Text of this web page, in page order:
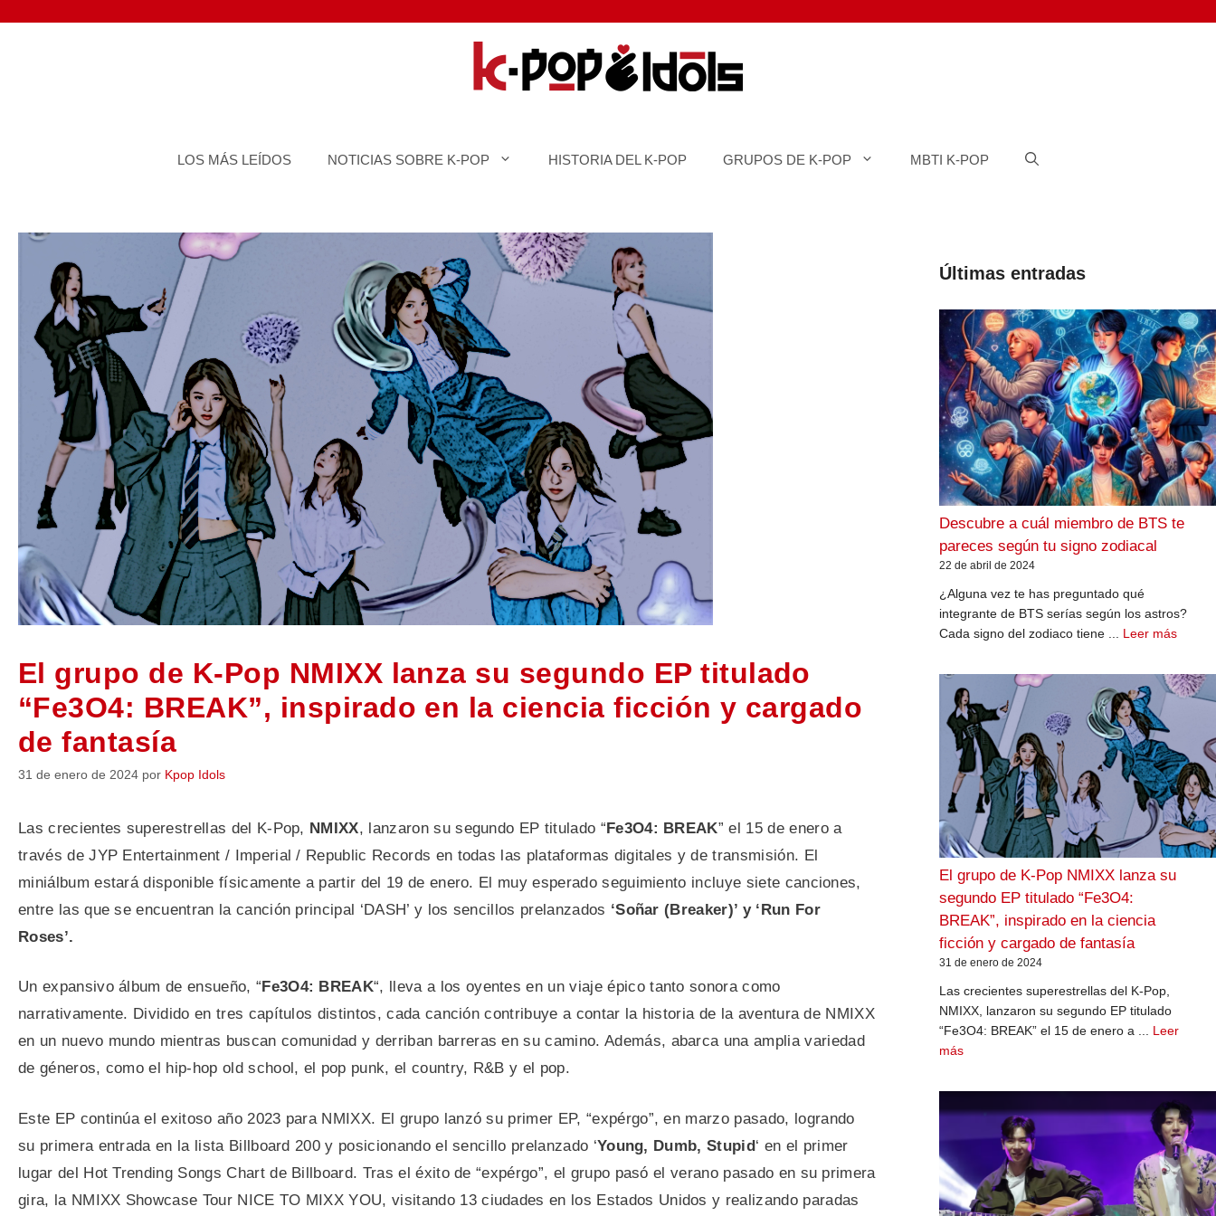
LOS MÁS LEÍDOS NOTICIAS SOBRE K-POP HISTORIA DEL K-POP GRUPOS DE K-POP MBTI K-POP
El grupo de K-Pop NMIXX lanza su segundo EP titulado
“Fe3O4: BREAK”, inspirado en la ciencia ficción y cargado
de fantasía
31 de enero de 2024 por Kpop Idols
Las crecientes superestrellas del K-Pop, NMIXX, lanzaron su segundo EP titulado “Fe3O4: BREAK” el 15 de enero a
través de JYP Entertainment / Imperial / Republic Records en todas las plataformas digitales y de transmisión. El
miniálbum estará disponible físicamente a partir del 19 de enero. El muy esperado seguimiento incluye siete canciones,
entre las que se encuentran la canción principal ‘DASH’ y los sencillos prelanzados ‘Soñar (Breaker)’ y ‘Run For
Roses’.
Un expansivo álbum de ensueño, “ Fe3O4: BREAK“, lleva a los oyentes en un viaje épico tanto sonora como
narrativamente. Dividido en tres capítulos distintos, cada canción contribuye a contar la historia de la aventura de NMIXX
en un nuevo mundo mientras buscan comunidad y derriban barreras en su camino. Además, abarca una amplia variedad
de géneros, como el hip-hop old school, el pop punk, el country, R&B y el pop.
Este EP continúa el exitoso año 2023 para NMIXX. El grupo lanzó su primer EP, “expérgo”, en marzo pasado, logrando
su primera entrada en la lista Billboard 200 y posicionando el sencillo prelanzado ‘Young, Dumb, Stupid‘ en el primer
lugar del Hot Trending Songs Chart de Billboard. Tras el éxito de “expérgo”, el grupo pasó el verano pasado en su primera
gira, la NMIXX Showcase Tour NICE TO MIXX YOU, visitando 13 ciudades en los Estados Unidos y realizando paradas
Últimas entradas
Descubre a cuál miembro de BTS te
pareces según tu signo zodiacal
22 de abril de 2024
¿Alguna vez te has preguntado qué
integrante de BTS serías según los astros?
Cada signo del zodiaco tiene ... Leer más
El grupo de K-Pop NMIXX lanza su
segundo EP titulado “Fe3O4:
BREAK”, inspirado en la ciencia
ficción y cargado de fantasía
31 de enero de 2024
Las crecientes superestrellas del K-Pop,
NMIXX, lanzaron su segundo EP titulado
“Fe3O4: BREAK” el 15 de enero a ... Leer
más